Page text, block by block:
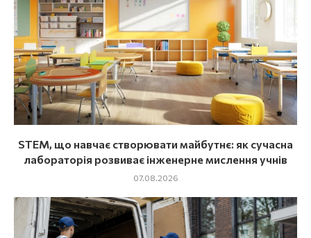
STEM, що навчає створювати майбутнє: як сучасна
лабораторія розвиває інженерне мислення учнів
07.08.2026